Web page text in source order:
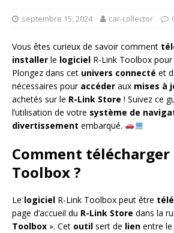
septembre 15, 2024 car-collector
Vous êtes curieux de savoir comment
installer le logiciel R-Link Toolbox
Plongez dans cet univers connecté et
nécessaires pour accéder aux mises à
achetés sur le R-Link Store ! Suivez ce
l’utilisation de votre système de
divertissement embarqué.
Comment télécharger
Toolbox ?
Le logiciel R-Link Toolbox peut être
page d’accueil du R-Link Store dans la
Toolbox ». Cet outil sert de lien entre le